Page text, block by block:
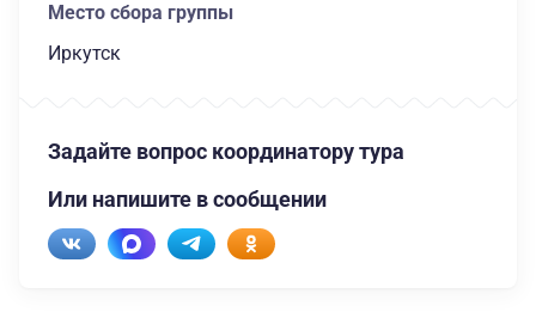
Место сбора группы
Иркутск
Задайте вопрос координатору тура
Или напишите в сообщении